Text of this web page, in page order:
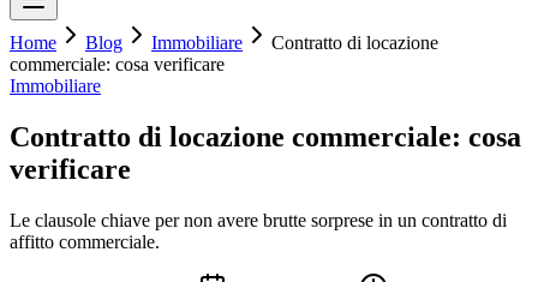
Home Blog Immobiliare
Contratto di locazione
commerciale: cosa verificare
Immobiliare
Contratto di locazione commerciale: cosa
verificare
Le clausole chiave per non avere brutte sorprese in un contratto di
affitto commerciale.